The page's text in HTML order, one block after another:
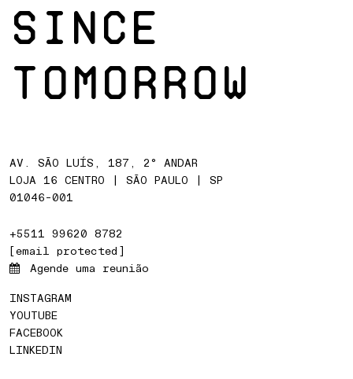
SINCE
TOMORROW
AV. SÃO LUÍS, 187, 2° ANDAR
LOJA 16 CENTRO | SÃO PAULO | SP
01046-001
+5511 99620 8782
[email protected]
Agende uma reunião
INSTAGRAM
YOUTUBE
FACEBOOK
LINKEDIN